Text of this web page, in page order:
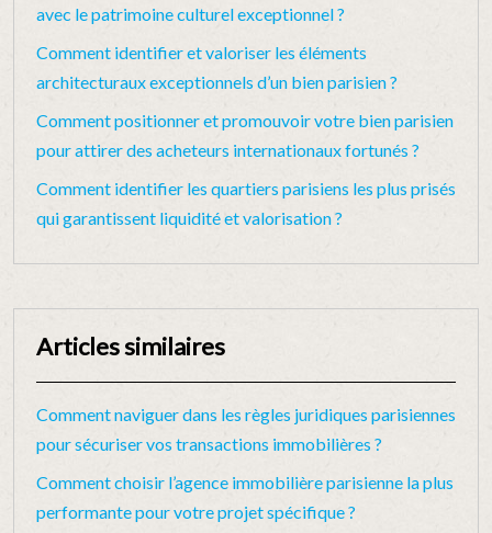
avec le patrimoine culturel exceptionnel ?
Comment identifier et valoriser les éléments
architecturaux exceptionnels d’un bien parisien ?
Comment positionner et promouvoir votre bien parisien
pour attirer des acheteurs internationaux fortunés ?
Comment identifier les quartiers parisiens les plus prisés
qui garantissent liquidité et valorisation ?
Articles similaires
Comment naviguer dans les règles juridiques parisiennes
pour sécuriser vos transactions immobilières ?
Comment choisir l’agence immobilière parisienne la plus
performante pour votre projet spécifique ?